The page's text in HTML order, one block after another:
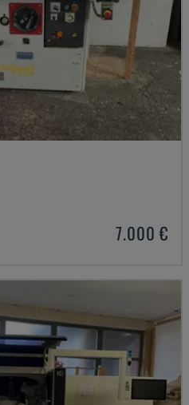
7.000 €